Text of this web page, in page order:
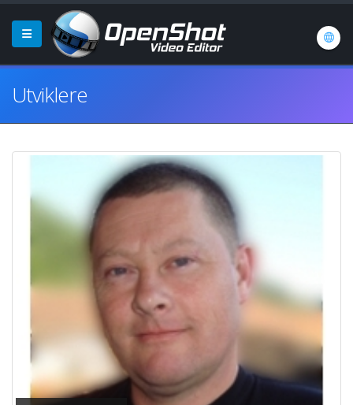
Utviklere